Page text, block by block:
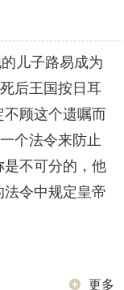
儿子路易成为
后王国按日耳
顾这个遗嘱而
个法令来防止
不可分的，他
令中规定皇帝
更多